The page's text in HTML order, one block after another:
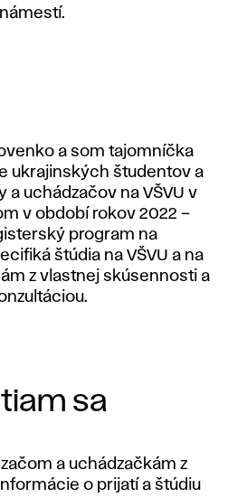
a som tajomníčka
ukrajinských študentov a
a uchádzačov na VŠVU v
v období rokov 2022 –
program na
štúdia na VŠVU a na
z vlastnej skúsennosti a
sa
a uchádzačkám z
o prijatí a štúdiu